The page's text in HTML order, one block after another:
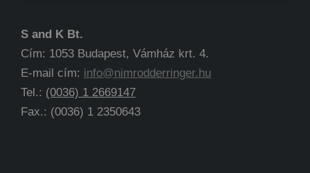
S and K Bt.
Cím: 1053 Budapest, Vámház krt. 4.
E-mail cím: info@nimrodderringer.hu
Tel.: (0036) 1 2669147
Fax.: (0036) 1 2350643